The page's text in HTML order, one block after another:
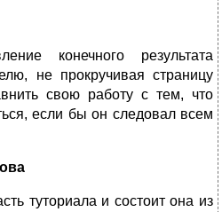
конечного результата
не прокручивая страницу
свою работу с тем, что
если бы он следовал всем
туториала и состоит она из